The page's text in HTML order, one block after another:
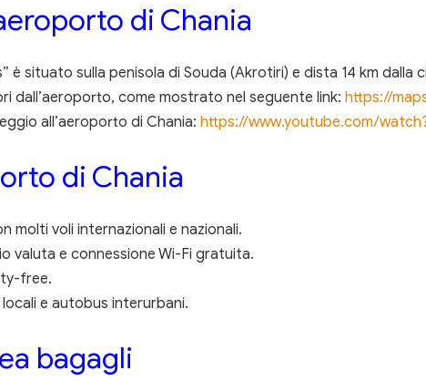
di Chania
è situato sulla penisola di Souda (Akrotiri) e dista 14 km dalla
dall’aeroporto, come mostrato nel seguente link: https://
all’aeroporto di Chania: https://www.youtube.com/
di Chania
molti voli internazionali e nazionali.
valuta e connessione Wi-Fi gratuita.
free.
e autobus interurbani.
bagagli